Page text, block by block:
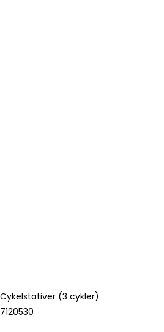
Cykelstativer (3 cykler)
7120530